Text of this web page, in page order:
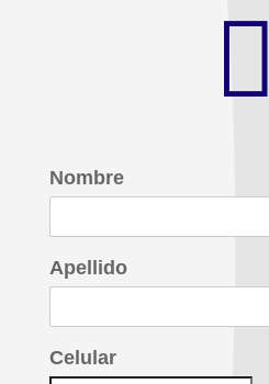

Nombre
Apellido
Celular